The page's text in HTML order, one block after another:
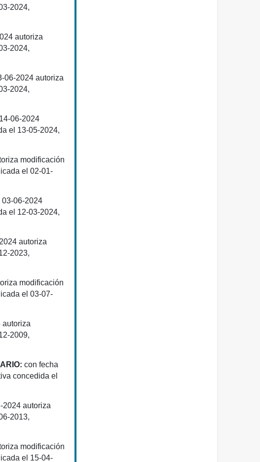
2024,
autoriza
2024,
06-2024 autoriza
2024,
06-2024
el 13-05-2024,
modificación
el 02-01-
03-06-2024
el 12-03-2024,
autoriza
2023,
modificación
el 03-07-
autoriza
2009,
con fecha
concedida el
2024 autoriza
2013,
modificación
el 15-04-